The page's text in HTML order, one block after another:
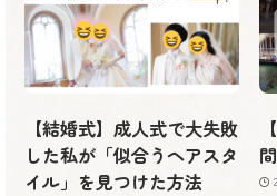
【結婚式】成人式で大失敗
した私が「似合うヘアスタ
イル」を見つけた方法